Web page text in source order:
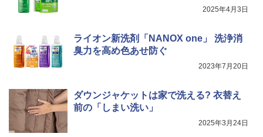
2025年4月3日
ライオン新洗剤「NANOX one」 洗浄消
臭力を高め色あせ防ぐ
2023年7月20日
ダウンジャケットは家で洗える? 衣替え
前の「しまい洗い」
2025年3月24日